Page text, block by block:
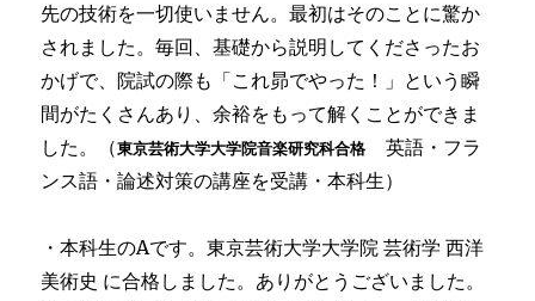
先の技術を一切使いません。最初はそのことに驚か
されました。毎回、基礎から説明してくださったお
かげで、院試の際も「これ昴でやった！」という瞬
間がたくさんあり、余裕をもって解くことができま
した。（東京芸術大学大学院音楽研究科合格
英語・フラ
ンス語・論述対策の講座を受講・本科生）
・本科生のAです。東京芸術大学大学院 芸術学 西洋
美術史 に合格しました。ありがとうございました。